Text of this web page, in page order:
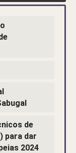
de
para dar
2024